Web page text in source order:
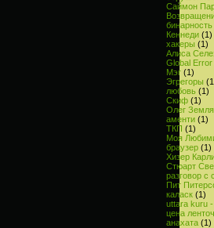
Саймон
бинарность
Кеннеди (1)
хакеры (1)
Алиса
Global Error
Мэг (1)
Эгрегоры
любовь (1)
Скиф (1)
Олег
аменти (1)
ТКП (1)
Моя
браузер (1)
Хизер
Стюарт
разговор с
Пит
каласк (1)
uttara kuru
цена
анахата (1)